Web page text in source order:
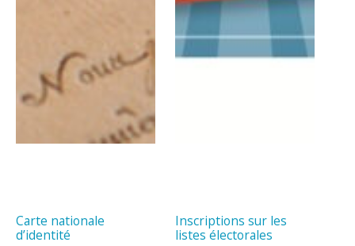
Carte nationale
d’identité
Inscriptions sur les
listes électorales